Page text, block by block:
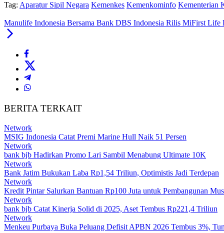
Tag: Aparatur Sipil Negara Kemenkes Kemenkominfo Kementerian
Manulife Indonesia Bersama Bank DBS Indonesia Rilis MiFirst Life
BERITA TERKAIT
Network
MSIG Indonesia Catat Premi Marine Hull Naik 51 Persen
Network
bank bjb Hadirkan Promo Lari Sambil Menabung Ultimate 10K
Network
Bank Jatim Bukukan Laba Rp1,54 Triliun, Optimistis Jadi Terdepan
Network
Kredit Pintar Salurkan Bantuan Rp100 Juta untuk Pembangunan
Network
bank bjb Catat Kinerja Solid di 2025, Aset Tembus Rp221,4 Triliun
Network
Menkeu Purbaya Buka Peluang Defisit APBN 2026 Tembus 3%,